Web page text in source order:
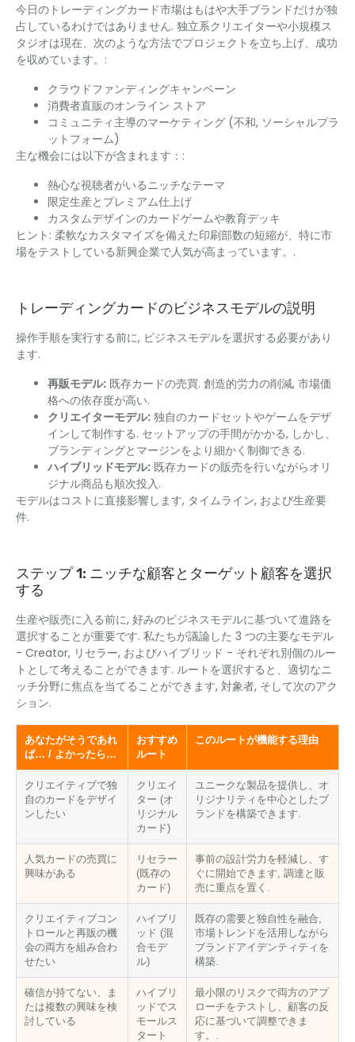
今日のトレーディングカード市場はもはや大手ブランドだけが独
占しているわけではありません. 独立系クリエイターや小規模ス
タジオは現在、次のような方法でプロジェクトを立ち上げ、成功
を収めています。:
クラウドファンディングキャンペーン
消費者直販のオンライン ストア
コミュニティ主導のマーケティング (不和, ソーシャルプラ
ットフォーム)
主な機会には以下が含まれます：:
熱心な視聴者がいるニッチなテーマ
限定生産とプレミアム仕上げ
カスタムデザインのカードゲームや教育デッキ
ヒント: 柔軟なカスタマイズを備えた印刷部数の短縮が、特に市
場をテストしている新興企業で人気が高まっています。.
トレーディングカードのビジネスモデルの説明
操作手順を実行する前に, ビジネスモデルを選択する必要があり
ます.
再販モデル: 既存カードの売買. 創造的労力の削減, 市場価
格への依存度が高い.
クリエイターモデル: 独自のカードセットやゲームをデザ
インして制作する. セットアップの手間がかかる, しかし、
ブランディングとマージンをより細かく制御できる.
ハイブリッドモデル: 既存カードの販売を行いながらオリ
ジナル商品も順次投入.
モデルはコストに直接影響します, タイムライン, および生産要
件.
ステップ 1: ニッチな顧客とターゲット顧客を選択
する
生産や販売に入る前に, 好みのビジネスモデルに基づいて進路を
選択することが重要です. 私たちが議論した 3 つの主要なモデル
- Creator, リセラー, およびハイブリッド - それぞれ別個のルー
トとして考えることができます. ルートを選択すると、適切なニ
ッチ分野に焦点を当てることができます, 対象者, そして次のアク
ション.
あなたがそうであれ
ば… / よかったら…
おすすめ
ルート
このルートが機能する理由
クリエイティブで独
自のカードをデザイ
ンしたい
クリエイ
ター (オ
リジナル
カード)
ユニークな製品を提供し、オ
リジナリティを中心としたブ
ランドを構築できます.
人気カードの売買に
興味がある
リセラー
(既存の
カード)
事前の設計労力を軽減し、す
ぐに開始できます, 調達と販
売に重点を置く.
クリエイティブコン
トロールと再販の機
会の両方を組み合わ
せたい
ハイブリ
ッド (混
合モデ
ル)
既存の需要と独自性を融合,
市場トレンドを活用しながら
ブランドアイデンティティを
構築.
確信が持てない、ま
たは複数の興味を検
討している
ハイブリ
ッドでス
モールス
タート
最小限のリスクで両方のアプ
ローチをテストし、顧客の反
応に基づいて調整できま
す。.